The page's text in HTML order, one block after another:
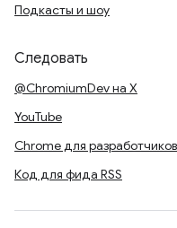
Подкасты и шоу
Следовать
@ChromiumDev на X
YouTube
Chrome для
Код для фида RSS